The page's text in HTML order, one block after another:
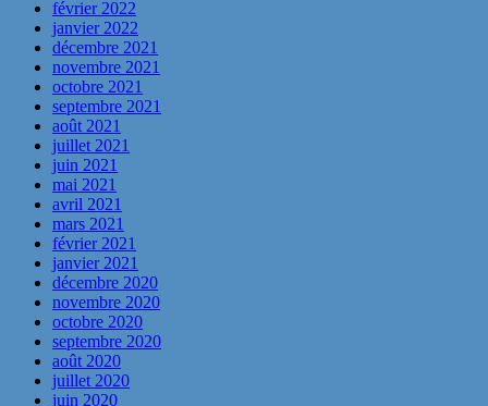
février 2022
janvier 2022
décembre 2021
novembre 2021
octobre 2021
septembre 2021
août 2021
juillet 2021
juin 2021
mai 2021
avril 2021
mars 2021
février 2021
janvier 2021
décembre 2020
novembre 2020
octobre 2020
septembre 2020
août 2020
juillet 2020
juin 2020